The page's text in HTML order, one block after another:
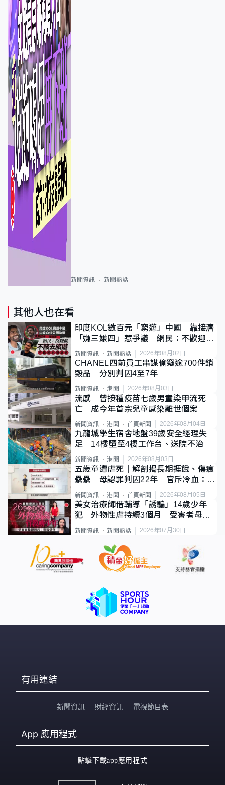
新聞資訊 新聞熱話
其他人也在看
印度KOL數百元「窮遊」中國 靠接濟
「嫌三嫌四」惹爭議 網民：不歡迎劣
質旅客
新聞資訊 新聞熱話 2026年08月02日
CHANEL四前員工串謀偷竊逾700件銷
毀品 分別判囚4至7年
新聞資訊 港聞 2026年08月03日
流感｜曾接種疫苗七歲男童染甲流死
亡 成今年首宗兒童感染離世個案
新聞資訊 港聞 首頁新聞 2026年08月04日
九龍城學生宿舍地盤39歲安全經理失
足 14樓墮至4樓工作台、送院不治
新聞資訊 港聞 2026年08月03日
五歲童遭虐死｜解剖揭長期捱餓、傷痕
纍纍 母認罪判囚22年 官斥冷血：同
類案最惡劣
新聞資訊 港聞 首頁新聞 2026年08月05日
美女治療師借輔導「誘騙」14歲少年
犯 外物性虐持續3個月 受害者母：
要保護其他人
新聞資訊 新聞熱話 2026年07月30日
有用連結
新聞資訊 財經資訊 電視節目表
App 應用程式
點擊下載app應用程式